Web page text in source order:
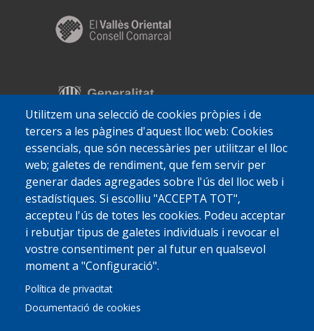
Utilitzem una selecció de cookies pròpies i de
tercers a les pàgines d'aquest lloc web: Cookies
essencials, que són necessàries per utilitzar el lloc
web; galetes de rendiment, que fem servir per
generar dades agregades sobre l'ús del lloc web i
estadístiques. Si escolliu "ACCEPTA TOT",
accepteu l'ús de totes les cookies. Podeu acceptar
i rebutjar tipus de galetes individuals i revocar el
vostre consentiment per al futur en qualsevol
moment a "Configuració".
Política de privacitat
Documentació de cookies